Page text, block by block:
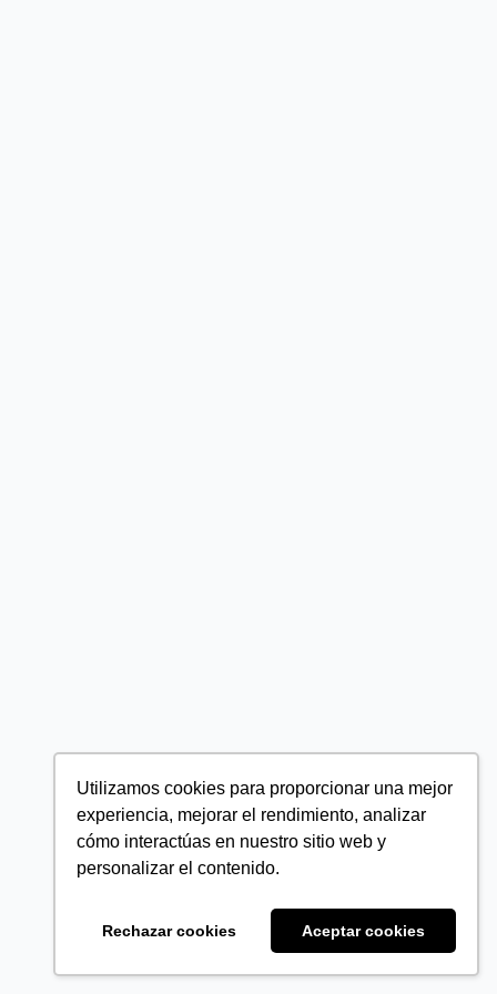
Utilizamos cookies para proporcionar una mejor
experiencia, mejorar el rendimiento, analizar
cómo interactúas en nuestro sitio web y
personalizar el contenido.
Rechazar cookies Aceptar cookies